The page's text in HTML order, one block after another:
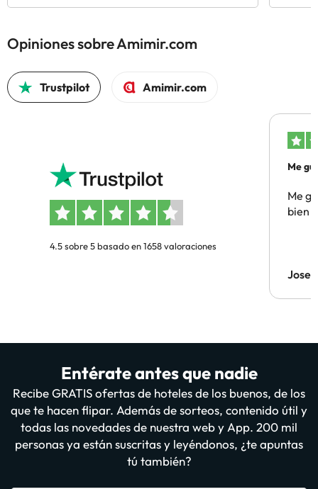
Opiniones sobre Amimir.com
Trustpilot Amimir.com
4.5 sobre 5 basado en 1658 valoraciones
Me
Me
bien
Jose
Entérate antes que nadie
Recibe GRATIS ofertas de hoteles de los buenos, de los
que te hacen flipar. Además de sorteos, contenido útil y
todas las novedades de nuestra web y App. 200 mil
personas ya están suscritas y leyéndonos, ¿te apuntas
tú también?